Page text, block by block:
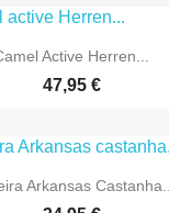
Active Herren...
47,95 €
Arkansas Castanha...